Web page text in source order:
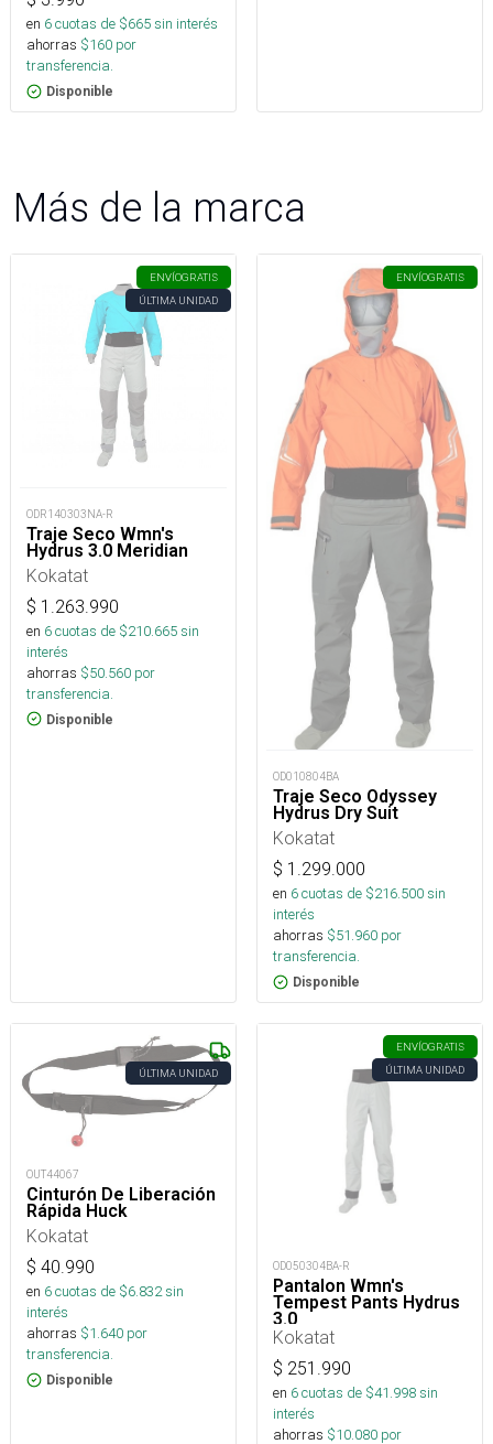
en 6cuotas de $665sin interés
ahorras $160 por
transferencia.
Disponible
Más de la marca
ENVÍOGRATIS
ÚLTIMA UNIDAD
ODR140303NA-R
Traje Seco Wmn's
Hydrus 3.0 Meridian
Kokatat
$ 1.263.990
en 6cuotas de $210.665sin
interés
ahorras $50.560 por
transferencia.
Disponible
ENVÍOGRATIS
OD010804BA
Traje Seco Odyssey
Hydrus Dry Suit
Kokatat
$ 1.299.000
en 6cuotas de $216.500sin
interés
ahorras $51.960 por
transferencia.
Disponible
ÚLTIMA UNIDAD
OUT44067
Cinturón De Liberación
Rápida Huck
Kokatat
$ 40.990
en 6cuotas de $6.832sin
interés
ahorras $1.640 por
transferencia.
Disponible
ENVÍOGRATIS
ÚLTIMA UNIDAD
OD050304BA-R
Pantalon Wmn's
Tempest Pants Hydrus
3.0
Kokatat
$ 251.990
en 6cuotas de $41.998sin
interés
ahorras $10.080 por